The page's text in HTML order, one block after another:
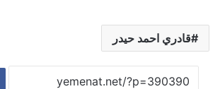
قادري احمد حيدر